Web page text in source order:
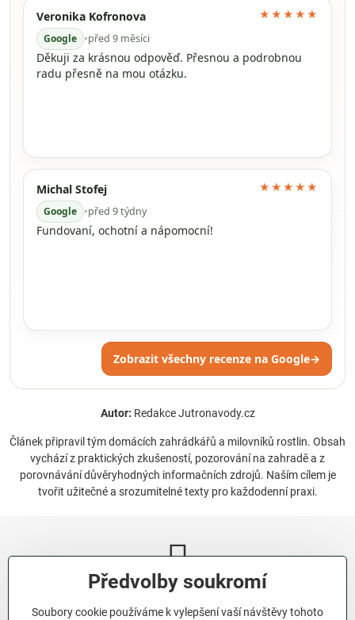
Veronika Kofronova
Google •před 9 měsíci
★★★★★
Děkuji za krásnou odpověď. Přesnou a podrobnou
radu přesně na mou otázku.
Michal Stofej
Google •před 9 týdny
★★★★★
Fundovaní, ochotní a nápomocní!
Zobrazit všechny recenze na Google→
Autor: Redakce Jutronavody.cz
Článek připravil tým domácích zahrádkářů a milovníků rostlin. Obsah
vychází z praktických zkušeností, pozorování na zahradě a z
porovnávání důvěryhodných informačních zdrojů. Naším cílem je
tvořit užitečné a srozumitelné texty pro každodenní praxi.
Newsletter
Předvolby soukromí
Soubory cookie používáme k vylepšení vaší návštěvy tohoto